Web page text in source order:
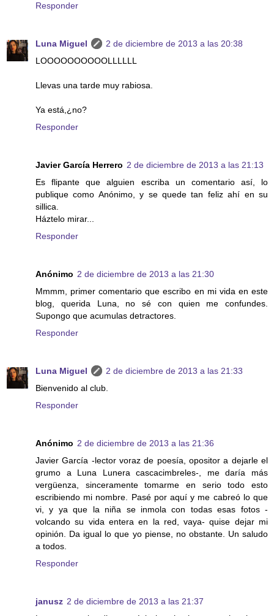
Responder
Luna Miguel
2 de diciembre de 2013 a las 20:38
LOOOOOOOOOOLLLLLL
Llevas una tarde muy rabiosa.
Ya está,¿no?
Responder
Javier García Herrero 2 de diciembre de 2013 a las 21:13
Es flipante que alguien escriba un comentario así, lo
publique como Anónimo, y se quede tan feliz ahí en su
sillica.
Háztelo mirar...
Responder
Anónimo 2 de diciembre de 2013 a las 21:30
Mmmm, primer comentario que escribo en mi vida en este
blog, querida Luna, no sé con quien me confundes.
Supongo que acumulas detractores.
Responder
Luna Miguel
2 de diciembre de 2013 a las 21:33
Bienvenido al club.
Responder
Anónimo 2 de diciembre de 2013 a las 21:36
Javier García -lector voraz de poesía, opositor a dejarle el
grumo a Luna Lunera cascacimbreles-, me daría más
vergüenza, sinceramente tomarme en serio todo esto
escribiendo mi nombre. Pasé por aquí y me cabreó lo que
vi, y ya que la niña se inmola con todas esas fotos -
volcando su vida entera en la red, vaya- quise dejar mi
opinión. Da igual lo que yo piense, no obstante. Un saludo
a todos.
Responder
janusz 2 de diciembre de 2013 a las 21:37